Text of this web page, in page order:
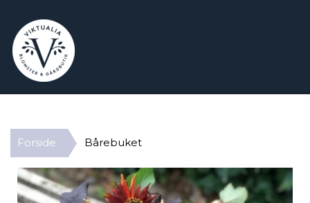
Forside Bårebuket